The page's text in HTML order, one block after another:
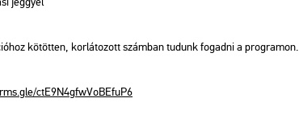
kö­töt­ten, kor­lá­to­zott szám­ban tu­dunk fo­gad­ni a prog­ra­mon.
​ctE​9N4g​fwVo​BEfu​P6